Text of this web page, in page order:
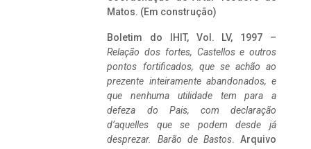
Matos. (Em construção)
Boletim do IHIT, Vol. LV, 1997 –
Relação dos fortes, Castellos e outros
pontos fortificados, que se achão ao
prezente inteiramente abandonados, e
que nenhuma utilidade tem para a
defeza do Pais, com declaração
d’aquelles que se podem desde já
desprezar. Barão de Bastos. Arquivo